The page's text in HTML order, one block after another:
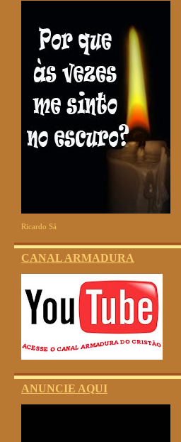
Ricardo Sá
CANAL ARMADURA
ANUNCIE AQUI